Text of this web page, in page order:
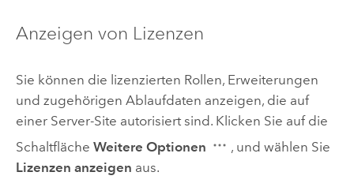
Anzeigen von Lizenzen
Sie können die lizenzierten Rollen, Erweiterungen
und zugehörigen Ablaufdaten anzeigen, die auf
einer Server-Site autorisiert sind. Klicken Sie auf die
Schaltfläche Weitere Optionen
, und wählen Sie
Lizenzen anzeigen aus.